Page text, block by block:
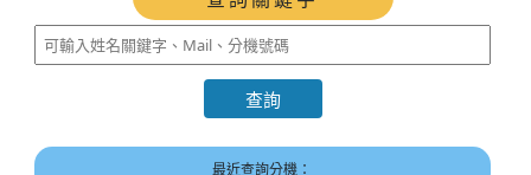
最近查詢分機：